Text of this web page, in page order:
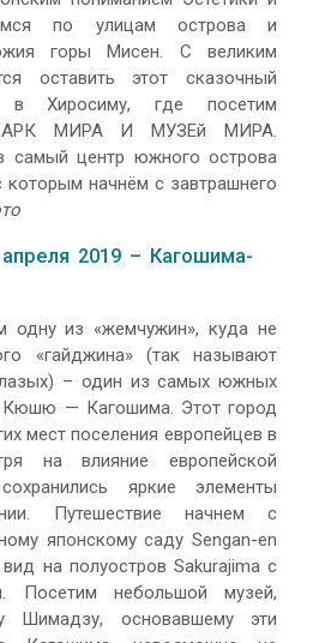
по улицам острова и
горы Мисен. С великим
оставить этот сказочный
в Хиросиму, где посетим
МИРА И МУЗЕй МИРА.
самый центр южного острова
начнём с завтрашнего
2019 – Кагошима-
одну из «жемчужин», куда не
«гайджина» (так называют
– один из самых южных
Кюшю — Кагошима. Этот город
мест поселения европейцев в
на влияние европейской
яркие элементы
Путешествие начнем с
японскому саду Sengan-en
на полуостров Sakurajima с
Посетим небольшой музей,
Шимадзу, основавшему эти